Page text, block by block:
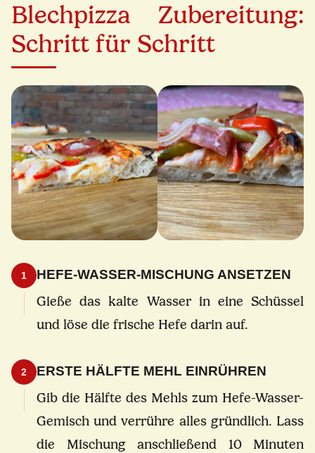
Blechpizza Zubereitung:
Schritt für Schritt
1 HEFE-WASSER-MISCHUNG ANSETZEN
Gieße das kalte Wasser in eine Schüssel
und löse die frische Hefe darin auf.
2 ERSTE HÄLFTE MEHL EINRÜHREN
Gib die Hälfte des Mehls zum Hefe-Wasser-
Gemisch und verrühre alles gründlich. Lass
die Mischung anschließend 10 Minuten